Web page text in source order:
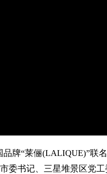
品牌“莱俪(LALIQUE)”联
委书记、三星堆景区党